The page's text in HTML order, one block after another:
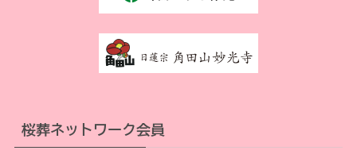
桜葬ネットワーク会員